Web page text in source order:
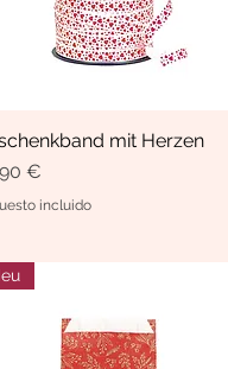
Vista rápidamit Herzen
€
incluido